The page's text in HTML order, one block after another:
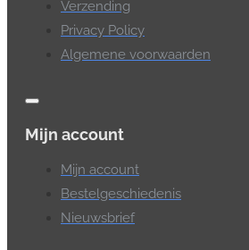
Verzending
Privacy Policy
Algemene voorwaarden
Mijn account
Mijn account
Bestelgeschiedenis
Nieuwsbrief